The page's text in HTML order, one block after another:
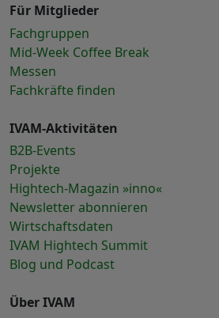
Für Mitglieder
Fachgruppen
Mid-Week Coffee Break
Messen
Fachkräfte finden
IVAM-Aktivitäten
B2B-Events
Projekte
Hightech-Magazin »inno«
Newsletter abonnieren
Wirtschaftsdaten
IVAM Hightech Summit
Blog und Podcast
Über IVAM